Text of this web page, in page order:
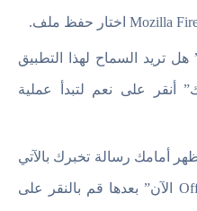
تريد السماح لهذا التطبيق
أنقر على نعم لتبدأ عملية
أمامك رسالة تخبرك بالآتي
أصبحت جاهزا تم تثبيت Office الآن” بعدها قم بالنقر على